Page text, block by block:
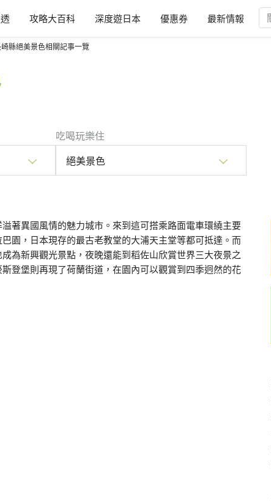
攻略大百科 深度遊日本 優惠券 最新情報
縣絕美景色相關記事一覽
吃喝玩樂住
絕美景色
著異國風情的魅力城市。來到這可搭乘路面電車環繞主要
園，日本現存的最古老教堂的大浦天主堂等都可抵達。而
為新興觀光景點，夜晚還能到稻佐山欣賞世界三大夜景之
登堡則再現了荷蘭街道，在園內可以觀賞到四季迥然的花